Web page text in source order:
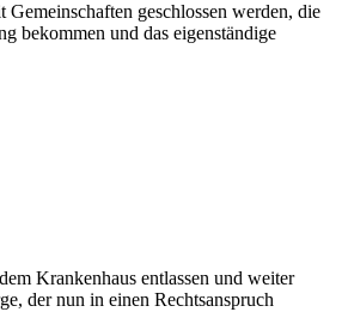
geschlossen werden, die
bekommen und das eigenständige
Krankenhaus entlassen und weiter
der nun in einen Rechtsanspruch